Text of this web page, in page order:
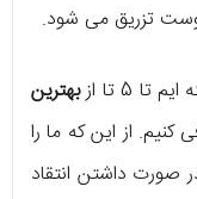
تزریق می شود.
5 تا از
بهترین
کنیم. از این که ما را
صورت داشتن انتقاد